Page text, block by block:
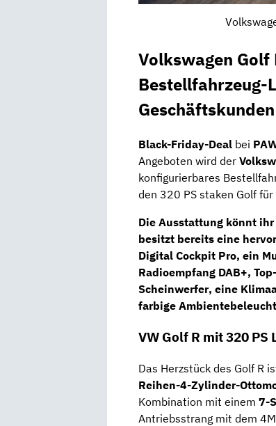
Volkswagen Golf
Bestellfahrzeug-
Geschäftskunden
Black-Friday-Deal bei
Angeboten wird der
konfigurierbares
den 320 PS staken Golf
Die Ausstattung könnt
besitzt bereits eine
Digital Cockpit Pro, ein
Radioempfang DAB+,
Scheinwerfer, eine
farbige
VW Golf R mit 320 PS
Das Herzstück des Golf R
Reihen-4-Zylinder-
Kombination mit einem 7-
Antriebsstrang mit dem